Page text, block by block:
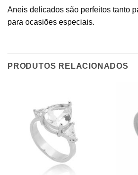
Aneis delicados são perfeitos tanto
para ocasiões especiais.
PRODUTOS RELACIONADOS